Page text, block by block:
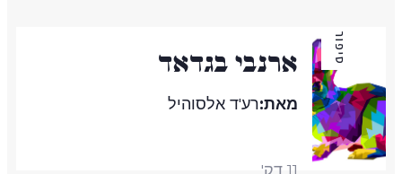
סיפור ארנבי בגדאד
מאת:רע'ד אלסוהיל